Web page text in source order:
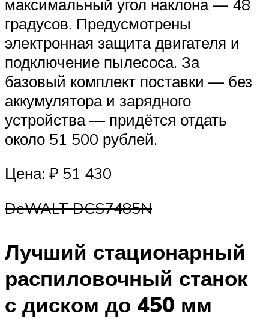
максимальный угол наклона — 48
градусов. Предусмотрены
электронная защита двигателя и
подключение пылесоса. За
базовый комплект поставки — без
аккумулятора и зарядного
устройства — придётся отдать
около 51 500 рублей.
Цена: ₽ 51 430
DeWALT DCS7485N
Лучший стационарный
распиловочный станок
с диском до 450 мм